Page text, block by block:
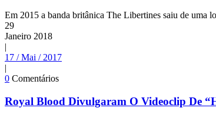
Em 2015 a banda britânica The Libertines saiu de uma
29
Janeiro 2018
|
17 / Mai / 2017
|
0 Comentários
Royal Blood Divulgaram O Videoclip De